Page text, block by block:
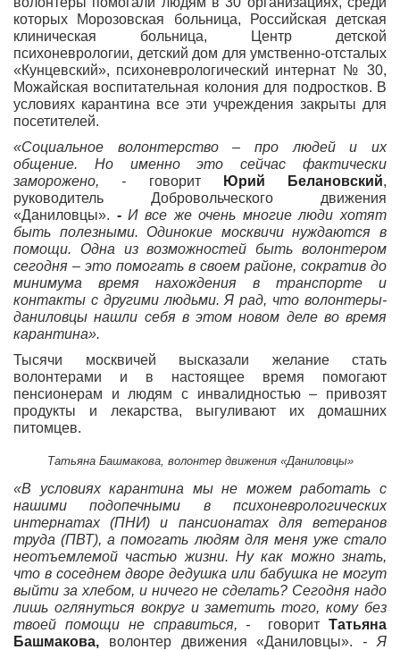
которых Морозовская больница, Российская детская
клиническая больница, Центр детской
психоневрологии, детский дом для умственно-отсталых
«Кунцевский», психоневрологический интернат № 30,
Можайская воспитательная колония для подростков. В
условиях карантина все эти учреждения закрыты для
посетителей.
«Социальное волонтерство – про людей и их
общение. Но именно это сейчас фактически
заморожено, - говорит Юрий Белановский,
руководитель Добровольческого движения
«Даниловцы». -И все же очень многие люди хотят
быть полезными. Одинокие москвичи нуждаются в
помощи. Одна из возможностей быть волонтером
сегодня – это помогать в своем районе, сократив до
минимума время нахождения в транспорте и
контакты с другими людьми. Я рад, что волонтеры-
даниловцы нашли себя в этом новом деле во время
карантина».
Тысячи москвичей высказали желание стать
волонтерами и в настоящее время помогают
пенсионерам и людям с инвалидностью – привозят
продукты и лекарства, выгуливают их домашних
питомцев.
Татьяна Башмакова, волонтер движения «Даниловцы»
«В условиях карантина мы не можем работать с
нашими подопечными в психоневрологических
интернатах (ПНИ) и пансионатах для ветеранов
труда (ПВТ), а помогать людям для меня уже стало
неотъемлемой частью жизни. Ну как можно знать,
что в соседнем дворе дедушка или бабушка не могут
выйти за хлебом, и ничего не сделать? Сегодня надо
лишь оглянуться вокруг и заметить того, кому без
твоей помощи не справиться, - говорит Татьяна
Башмакова, волонтер движения «Даниловцы». - Я